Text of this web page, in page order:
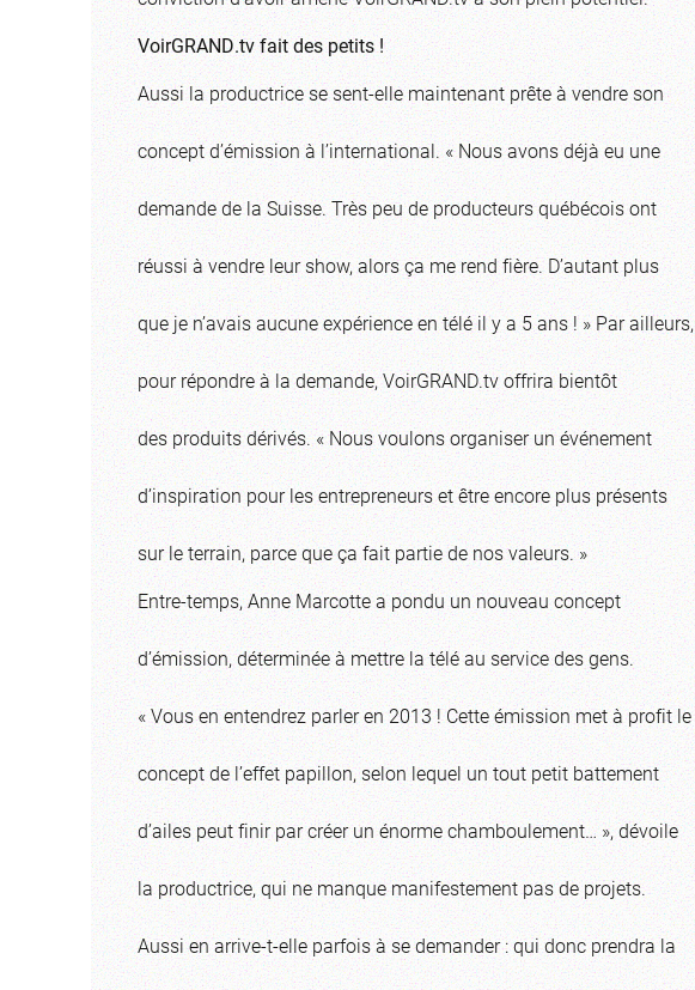
VoirGRAND.tv fait des petits !
Aussi la productrice se sent-elle maintenant prête à vendre son
concept d’émission à l’international. « Nous avons déjà eu une
demande de la Suisse. Très peu de producteurs québécois ont
réussi à vendre leur show, alors ça me rend fière. D’autant plus
que je n’avais aucune expérience en télé il y a 5 ans ! » Par ailleurs,
pour répondre à la demande, VoirGRAND.tv offrira bientôt
des produits dérivés. « Nous voulons organiser un événement
d’inspiration pour les entrepreneurs et être encore plus présents
sur le terrain, parce que ça fait partie de nos valeurs. »
Entre-temps, Anne Marcotte a pondu un nouveau concept
d’émission, déterminée à mettre la télé au service des gens.
« Vous en entendrez parler en 2013 ! Cette émission met à profit le
concept de l’effet papillon, selon lequel un tout petit battement
d’ailes peut finir par créer un énorme chamboulement… », dévoile
la productrice, qui ne manque manifestement pas de projets.
Aussi en arrive-t-elle parfois à se demander : qui donc prendra la